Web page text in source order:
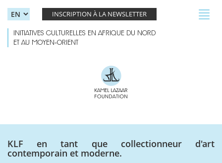
INSCRIPTION À LA NEWSLETTER
INITIATIVES CULTURELLES EN AFRIQUE DU NORD
ET AU MOYEN-ORIENT
KLF en tant que collectionneur d'art
contemporain et moderne.